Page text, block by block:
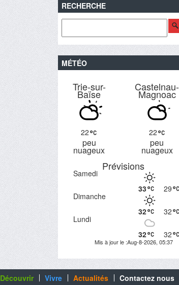
RECHERCHE
MÉTÉO
Trie-sur-
Baïse
22
peu
nuageux
Castelnau-
Magnoac
22
peu
nuageux
Prévisions
Samedi
29
33
Dimanche
32
32
Lundi
32
32
Mis à jour le :Aug-8-2026, 05:37
Découvrir Vivre Actualités Contactez nous